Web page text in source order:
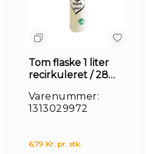
Tom flaske 1 liter
recirkuleret / 28
Varenummer:
1313029972
6,79 Kr. pr. stk.